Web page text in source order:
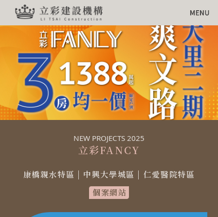
NEW PROJECTS 2025
立彩FANCY
康橋親水特區 | 中興大學城區 | 仁愛醫院特區
個案網站